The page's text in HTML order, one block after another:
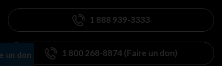
1 888 939-3333
1 800 268-8874 (Faire un don)